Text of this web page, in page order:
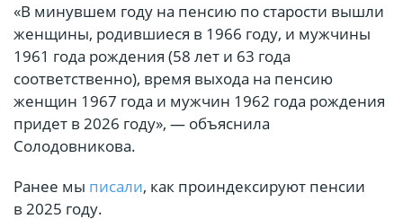
«В минувшем году на пенсию по старости вышли
женщины, родившиеся в 1966 году, и мужчины
1961 года рождения (58 лет и 63 года
соответственно), время выхода на пенсию
женщин 1967 года и мужчин 1962 года рождения
придет в 2026 году», — объяснила
Солодовникова.
Ранее мы писали, как проиндексируют пенсии
в 2025 году.